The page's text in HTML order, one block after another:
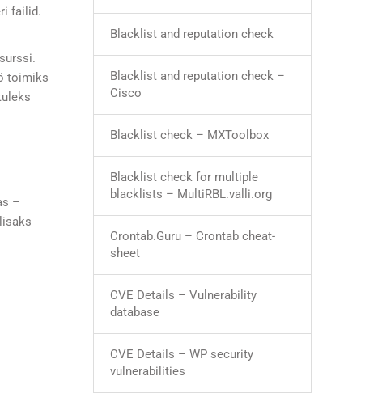
failid.
toimiks
–
Blacklist and reputation check
Blacklist and reputation check –
Cisco
Blacklist check – MXToolbox
Blacklist check for multiple
blacklists – MultiRBL.valli.org
Crontab.Guru – Crontab cheat-
sheet
CVE Details – Vulnerability
database
CVE Details – WP security
vulnerabilities